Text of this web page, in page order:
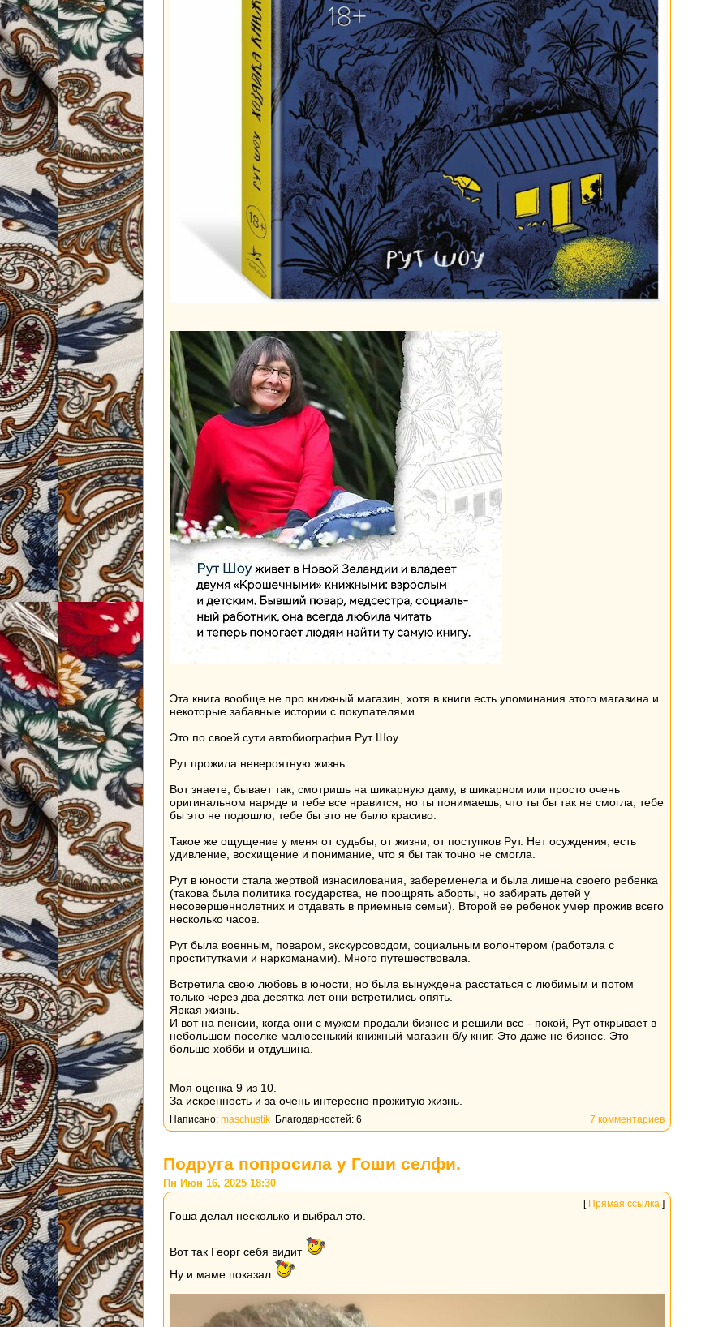
Эта книга вообще не про книжный магазин, хотя в книги есть упоминания этого магазина и
некоторые забавные истории с покупателями.
Это по своей сути автобиография Рут Шоу.
Рут прожила невероятную жизнь.
Вот знаете, бывает так, смотришь на шикарную даму, в шикарном или просто очень
оригинальном наряде и тебе все нравится, но ты понимаешь, что ты бы так не смогла, тебе
бы это не подошло, тебе бы это не было красиво.
Такое же ощущение у меня от судьбы, от жизни, от поступков Рут. Нет осуждения, есть
удивление, восхищение и понимание, что я бы так точно не смогла.
Рут в юности стала жертвой изнасилования, забеременела и была лишена своего ребенка
(такова была политика государства, не поощрять аборты, но забирать детей у
несовершеннолетних и отдавать в приемные семьи). Второй ее ребенок умер прожив всего
несколько часов.
Рут была военным, поваром, экскурсоводом, социальным волонтером (работала с
проститутками и наркоманами). Много путешествовала.
Встретила свою любовь в юности, но была вынуждена расстаться с любимым и потом
только через два десятка лет они встретились опять.
Яркая жизнь.
И вот на пенсии, когда они с мужем продали бизнес и решили все - покой, Рут открывает в
небольшом поселке малюсенький книжный магазин б/у книг. Это даже не бизнес. Это
больше хобби и отдушина.
Моя оценка 9 из 10.
За искренность и за очень интересно прожитую жизнь.
Написано: maschustik Благодарностей: 6 7 комментариев
Подруга попросила у Гоши селфи.
Пн Июн 16, 2025 18:30
[ Прямая ссылка ]
Гоша делал несколько и выбрал это.
Вот так Георг себя видит
Ну и маме показал